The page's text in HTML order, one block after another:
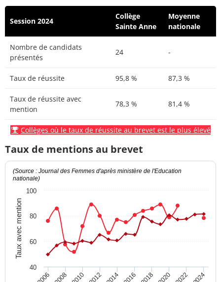
Session 2024
Collège
Sainte Anne
Moyenne
nationale
Nombre de candidats
présentés
24 -
Taux de réussite 95,8 % 87,3 %
Taux de réussite avec
mention
78,3 % 81,4 %
Collèges où le taux de réussite au brevet est le plus élevé
Taux de mentions au brevet
Taux avec mention
(Source : Journal des Femmes d'après ministère de l'Education
nationale)
2006 2008 2010 2012 2014 2016 2018 2020 2022 2024
40
60
80
100